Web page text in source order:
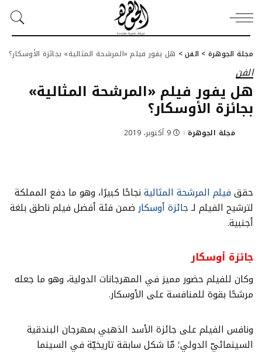
مجلة الجوهرة > الفن> هل يفور فيلم «المرشحة المثالية» بجائزة الأوسكار؟
الفن
هل يفور فيلم «المرشحة المثالية»
بجائزة الأوسكار؟
Posted
مجلة الجوهرة 9 أكتوبر، 2019
حقق فيلم المرشحة المثالية نجاحًا كبيرًا، وهو ما دفع المملكة
لترشيح الفيلم لـ جائزة أوسكارضمن فئة أفضل فيلم ناطق بلغة
أجنبية.
جائزة أوسكار
وكان للفيلم حضور مميز في المهرجانات الدولية، وهو ما جعله
مرشحًا بقوة للمنافسة على الأوسكار.
ونافس الفيلم على جائزة الأسد الذهبي بمهرجان البندقية
السينمائيّ الدولي؛ مّا شكل سابقة تاريخيّة في السينما